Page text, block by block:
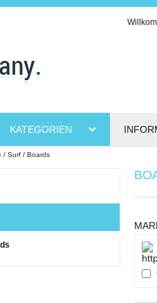
KATEGORIEN
Surf Boards